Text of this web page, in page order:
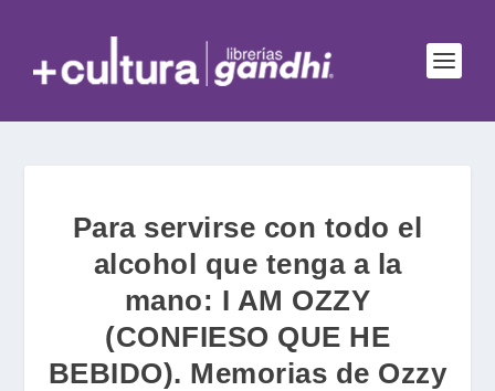
Para servirse con todo el
alcohol que tenga a la
mano: I AM OZZY
(CONFIESO QUE HE
BEBIDO). Memorias de Ozzy